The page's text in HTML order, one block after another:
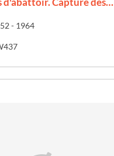
- 1964